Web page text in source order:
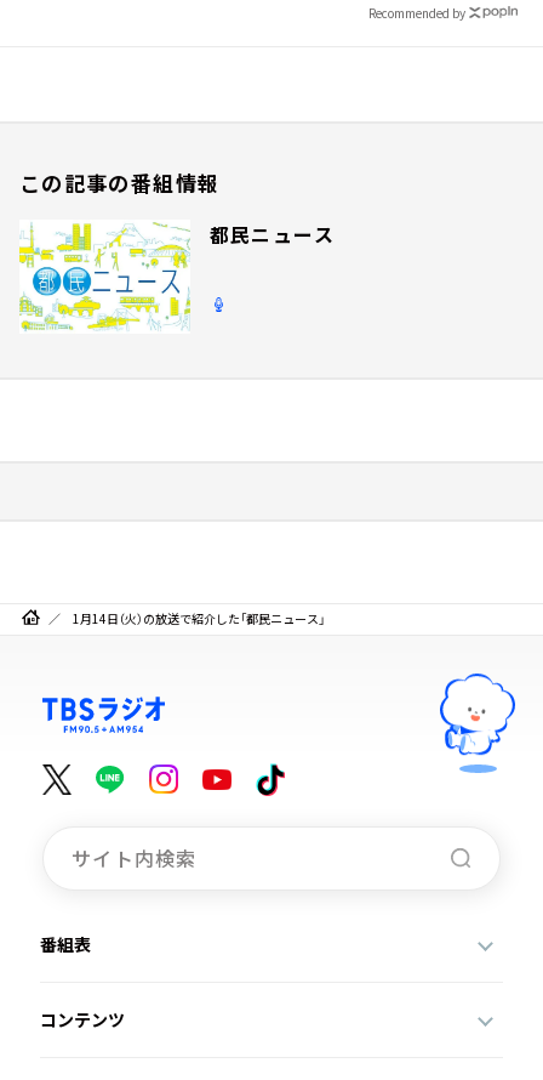
Recommended by
この記事の番組情報
都民ニュース
1月14日（火）の放送で紹介した「都民ニュース」
番組表
コンテンツ